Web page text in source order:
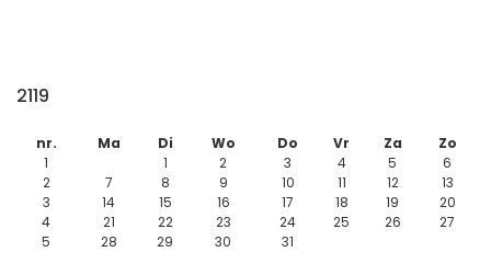
2119
nr. Ma Di Wo Do Vr Za
Zo
1
1 2 3 4 5
6
2
7 8 9 10 11 12
13
3
14 15 16 17 18 19
20
4
21 22 23 24 25 26
27
5
28 29 30 31